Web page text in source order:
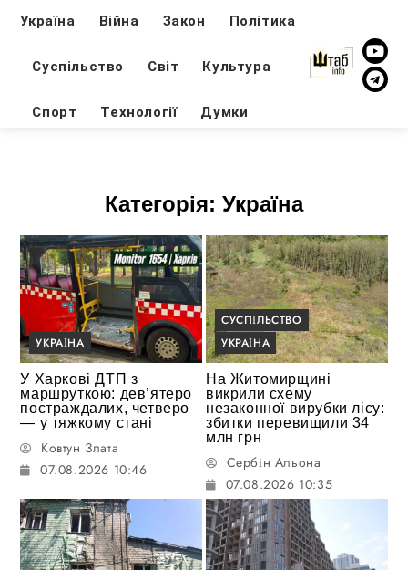
Україна Війна Закон Політика
Суспільство Світ Культура
Спорт Технології Думки
Категорія: Україна
УКРАЇНА
У Харкові ДТП з
маршруткою: дев’ятеро
постраждалих, четверо
— у тяжкому стані
Ковтун Злата
07.08.2026 10:46
СУСПІЛЬСТВО
УКРАЇНА
На Житомирщині
викрили схему
незаконної вирубки лісу:
збитки перевищили 34
млн грн
Сербін Альона
07.08.2026 10:35